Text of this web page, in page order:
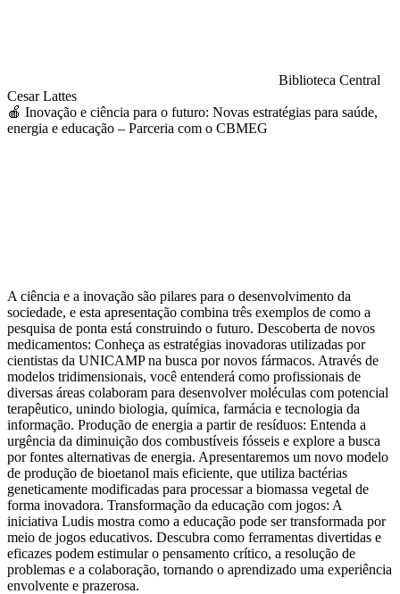
Biblioteca Central
Cesar Lattes
🍎 Inovação e ciência para o futuro: Novas estratégias para saúde,
energia e educação – Parceria com o CBMEG
A ciência e a inovação são pilares para o desenvolvimento da
sociedade, e esta apresentação combina três exemplos de como a
pesquisa de ponta está construindo o futuro. Descoberta de novos
medicamentos: Conheça as estratégias inovadoras utilizadas por
cientistas da UNICAMP na busca por novos fármacos. Através de
modelos tridimensionais, você entenderá como profissionais de
diversas áreas colaboram para desenvolver moléculas com potencial
terapêutico, unindo biologia, química, farmácia e tecnologia da
informação. Produção de energia a partir de resíduos: Entenda a
urgência da diminuição dos combustíveis fósseis e explore a busca
por fontes alternativas de energia. Apresentaremos um novo modelo
de produção de bioetanol mais eficiente, que utiliza bactérias
geneticamente modificadas para processar a biomassa vegetal de
forma inovadora. Transformação da educação com jogos: A
iniciativa Ludis mostra como a educação pode ser transformada por
meio de jogos educativos. Descubra como ferramentas divertidas e
eficazes podem estimular o pensamento crítico, a resolução de
problemas e a colaboração, tornando o aprendizado uma experiência
envolvente e prazerosa.